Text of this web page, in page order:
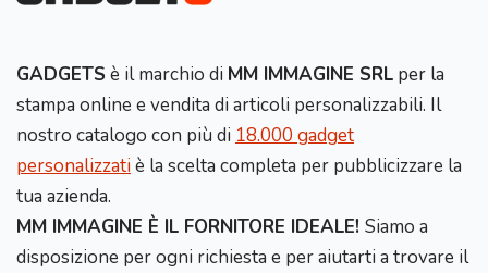
GADGETS è il marchio di MM IMMAGINE SRL per la
stampa online e vendita di articoli personalizzabili. Il
nostro catalogo con più di 18.000 gadget
personalizzatiè la scelta completa per pubblicizzare la
tua azienda.
MM IMMAGINE È IL FORNITORE IDEALE! Siamo a
disposizione per ogni richiesta e per aiutarti a trovare il